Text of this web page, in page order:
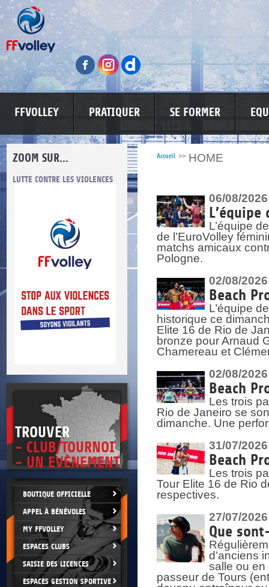
FFVOLLEY PRATIQUER SE FORMER
ZOOM SUR...
LUTTE CONTRE LES VIOLENCES MA PETITE SPONSO
>
TROUVER
- CLUB/TOURNOI
- UN EVÈNEMENT
BOUTIQUE OFFICIELLE
APPEL À BÉNÉVOLES
MY FFVOLLEY
ESPACES CLUBS
SAISIE DES LICENCES
ESPACES GESTION SPORTIVE
Accueil >> HOME
06/08/2026
L’équipe
L’équipe
de l’EuroVolley
matchs amicaux
Pologne.
02/08/2026
Beach
L’équipe
historique ce
Elite 16 de Rio de
bronze pour Arnaud
Chamereau et
02/08/2026
Beach
Les trois
Rio de Janeiro se
dimanche. Une
31/07/2026
Beach
Les trois
Tour Elite 16 de Rio
respectives.
27/07/2026
Que
d’anciens
salle ou en
passeur de Tours